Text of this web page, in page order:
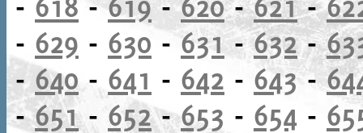
- 629 - 630 -631-632-
- 640 - 641 - 642 - 643-
-651- 652-653 - 654 -